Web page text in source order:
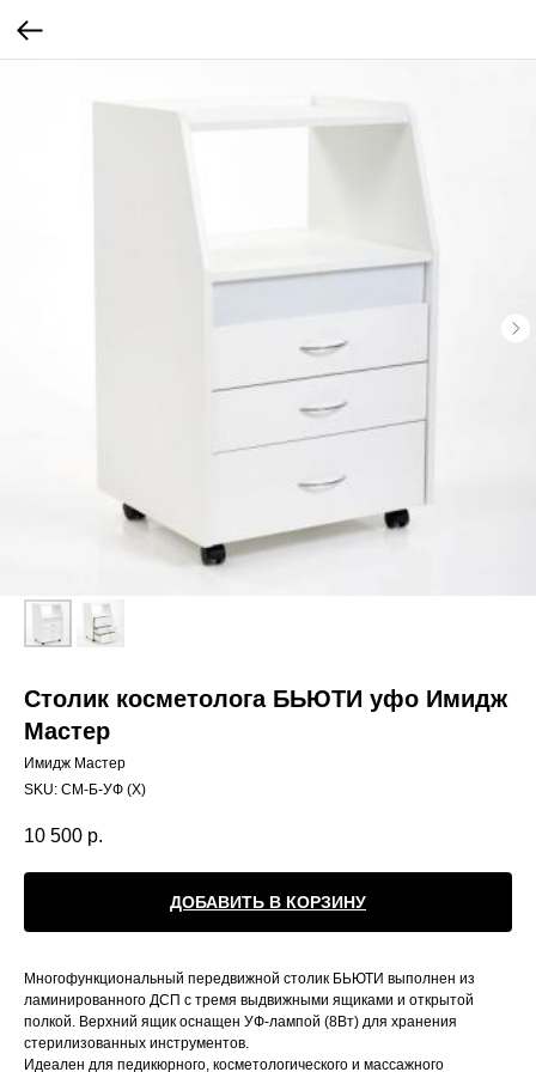
Столик косметолога БЬЮТИ уфо Имидж
Мастер
Имидж Мастер
SKU: СМ-Б-УФ (Х)
10 500 р.
ДОБАВИТЬ В КОРЗИНУ
Многофункциональный передвижной столик БЬЮТИ выполнен из
ламинированного ДСП с тремя выдвижными ящиками и открытой
полкой. Верхний ящик оснащен УФ-лампой (8Вт) для хранения
стерилизованных инструментов.
Идеален для педикюрного, косметологического и массажного